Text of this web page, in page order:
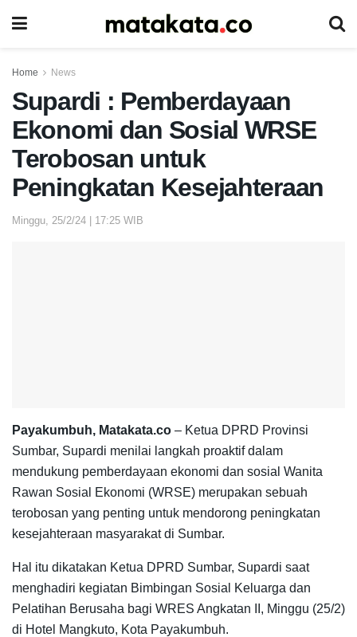
Home News
Supardi : Pemberdayaan
Ekonomi dan Sosial WRSE
Terobosan untuk
Peningkatan Kesejahteraan
Minggu, 25/2/24 | 17:25 WIB
Payakumbuh, Matakata.co – Ketua DPRD Provinsi
Sumbar, Supardi menilai langkah proaktif dalam
mendukung pemberdayaan ekonomi dan sosial Wanita
Rawan Sosial Ekonomi (WRSE) merupakan sebuah
terobosan yang penting untuk mendorong peningkatan
kesejahteraan masyarakat di Sumbar.
Hal itu dikatakan Ketua DPRD Sumbar, Supardi saat
menghadiri kegiatan Bimbingan Sosial Keluarga dan
Pelatihan Berusaha bagi WRES Angkatan II, Minggu (25/2)
di Hotel Mangkuto, Kota Payakumbuh.